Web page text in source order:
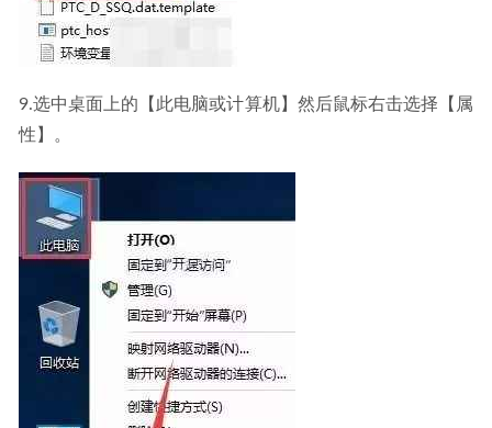
9.选中桌面上的【此电脑或计算机】然后鼠标右击选择【属
性】。